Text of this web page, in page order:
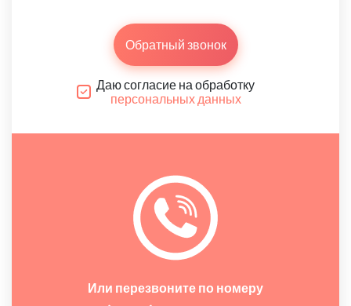
Обратный звонок
Даю согласие на обработку
персональных данных
Или перезвоните по номеру